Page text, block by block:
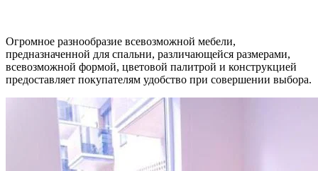
Огромное разнообразие всевозможной мебели,
предназначенной для спальни, различающейся размерами,
всевозможной формой, цветовой палитрой и конструкцией
предоставляет покупателям удобство при совершении выбора.